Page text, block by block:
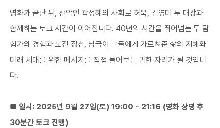
영화가 끝난 뒤, 산악인 곽정혜의 사회로 허욱, 김영미 두 대장과
함께하는 토크 시간이 이어집니다. 40년의 시간을 뛰어넘는 두 탐
험가의 경험과 도전 정신, 남극이 그들에게 가르쳐준 삶의 지혜와
미래 세대를 위한 메시지를 직접 들어보는 귀한 자리가 될 것입니
다.
■ 일시: 2025년 9월 27일(토) 19:00 ~ 21:16 (영화 상영 후
30분간 토크 진행)